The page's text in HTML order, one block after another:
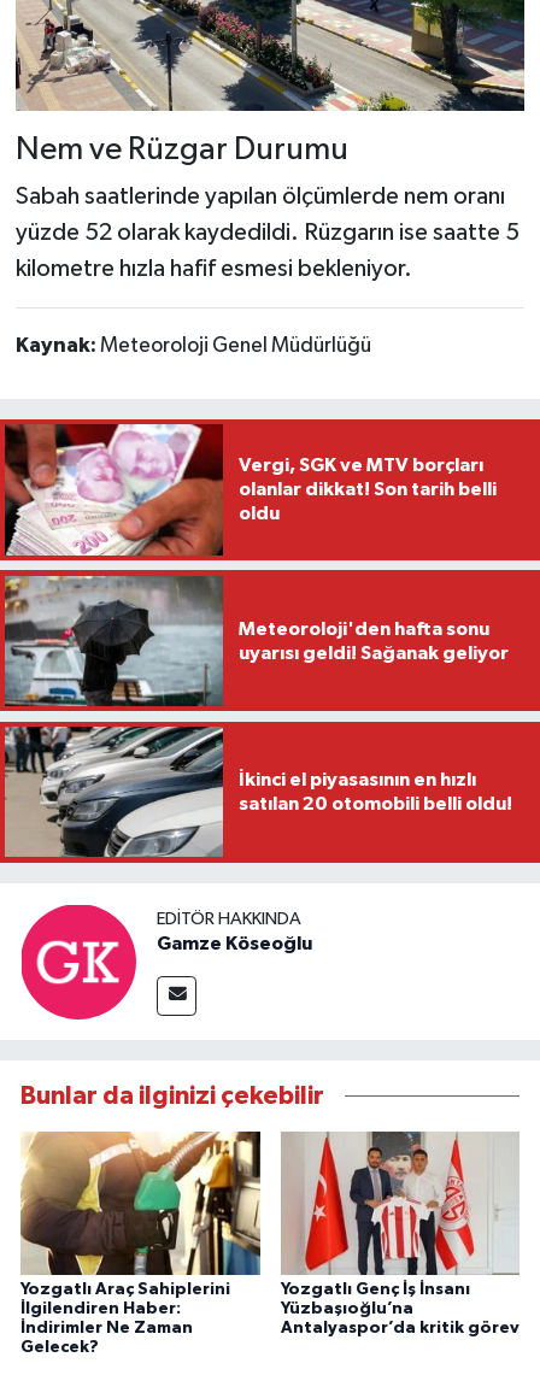
Nem ve Rüzgar Durumu
Sabah saatlerinde yapılan ölçümlerde nem oranı
yüzde 52 olarak kaydedildi. Rüzgarın ise saatte 5
kilometre hızla hafif esmesi bekleniyor.
Kaynak: Meteoroloji Genel Müdürlüğü
Vergi, SGK ve MTV borçları
olanlar dikkat! Son tarih belli
oldu
Meteoroloji'den hafta sonu
uyarısı geldi! Sağanak geliyor
İkinci el piyasasının en hızlı
satılan 20 otomobili belli oldu!
EDITÖR HAKKINDA
Gamze Köseoğlu
Bunlar da ilginizi çekebilir
Yozgatlı Araç Sahiplerini
İlgilendiren Haber:
İndirimler Ne Zaman
Gelecek?
Yozgatlı Genç İş İnsanı
Yüzbaşıoğlu’na
Antalyaspor’da kritik görev